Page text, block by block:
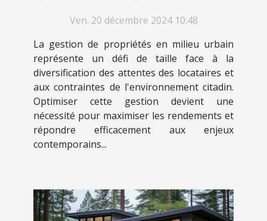
Ven. 20 décembre 2024 10:48
La gestion de propriétés en milieu urbain
représente un défi de taille face à la
diversification des attentes des locataires et
aux contraintes de l'environnement citadin.
Optimiser cette gestion devient une
nécessité pour maximiser les rendements et
répondre efficacement aux enjeux
contemporains...